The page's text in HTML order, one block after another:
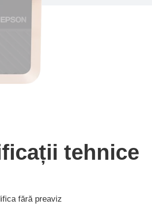
tehnice
fără preaviz